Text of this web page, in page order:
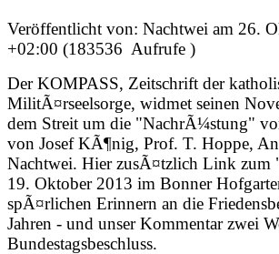
Veröffentlicht von: Nachtwei am 26.
+02:00 (183536 Aufrufe )
Der KOMPASS, Zeitschrift der
MilitÃ¤rseelsorge, widmet seinen
dem Streit um die "NachrÃ¼stung"
von Josef KÃ¶nig, Prof. T. Hoppe,
Nachtwei. Hier zusÃ¤tzlich Link zum
19. Oktober 2013 im Bonner
spÃ¤rlichen Erinnern an die
Jahren - und unser Kommentar zwei
Bundestagsbeschluss.